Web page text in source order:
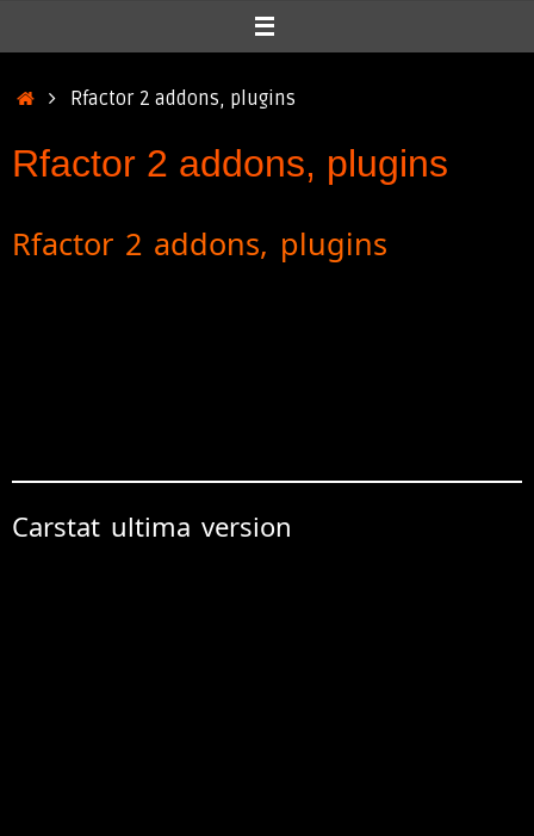
InicioRfactor 2 addons, plugins
Rfactor 2 addons, plugins
Rfactor 2 addons, plugins
Carstat ultima version